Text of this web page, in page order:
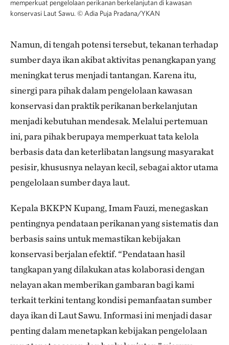
memperkuat pengelolaan perikanan berkelanjutan di kawasan
konservasi Laut Sawu. © Adia Puja Pradana/YKAN
Namun, di tengah potensi tersebut, tekanan terhadap
sumber daya ikan akibat aktivitas penangkapan yang
meningkat terus menjadi tantangan. Karena itu,
sinergi para pihak dalam pengelolaan kawasan
konservasi dan praktik perikanan berkelanjutan
menjadi kebutuhan mendesak. Melalui pertemuan
ini, para pihak berupaya memperkuat tata kelola
berbasis data dan keterlibatan langsung masyarakat
pesisir, khususnya nelayan kecil, sebagai aktor utama
pengelolaan sumber daya laut.
Kepala BKKPN Kupang, Imam Fauzi, menegaskan
pentingnya pendataan perikanan yang sistematis dan
berbasis sains untuk memastikan kebijakan
konservasi berjalan efektif. “Pendataan hasil
tangkapan yang dilakukan atas kolaborasi dengan
nelayan akan memberikan gambaran bagi kami
terkait terkini tentang kondisi pemanfaatan sumber
daya ikan di Laut Sawu. Informasi ini menjadi dasar
penting dalam menetapkan kebijakan pengelolaan